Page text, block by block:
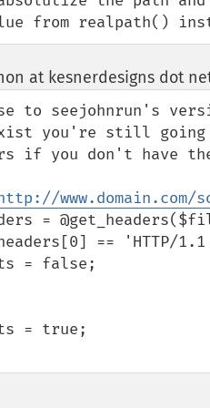
from realpath()
at kesnerdesigns dot
to seejohnrun's
you're still going
if you don't have
www.domain.com/
=
== 'HTTP/